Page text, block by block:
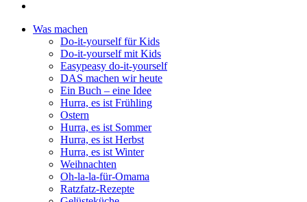
Was machen
Do-it-yourself für Kids
Do-it-yourself mit Kids
Easypeasy do-it-yourself
DAS machen wir heute
Ein Buch – eine Idee
Hurra, es ist Frühling
Ostern
Hurra, es ist Sommer
Hurra, es ist Herbst
Hurra, es ist Winter
Weihnachten
Oh-la-la-für-Omama
Ratzfatz-Rezepte